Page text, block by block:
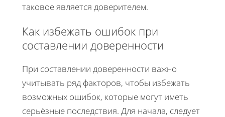
таковое является доверителем.
Как избежать ошибок при
составлении доверенности
При составлении доверенности важно
учитывать ряд факторов, чтобы избежать
возможных ошибок, которые могут иметь
серьёзные последствия. Для начала, следует